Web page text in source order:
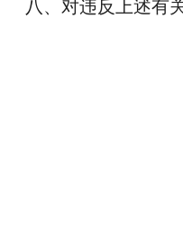
八、对违反上述有